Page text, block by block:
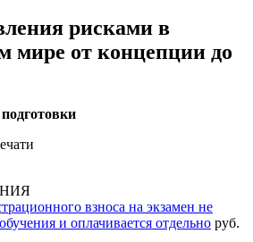
рисками в
мире от концепции до
взноса на экзамен не
и оплачивается отдельно руб.